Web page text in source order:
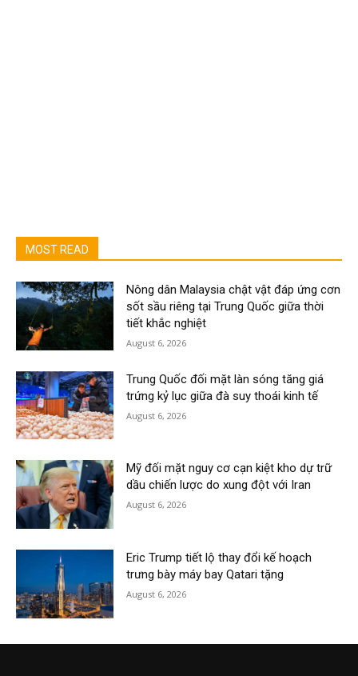
MOST READ
Nông dân Malaysia chật vật đáp ứng cơn
sốt sầu riêng tại Trung Quốc giữa thời
tiết khắc nghiệt
August 6, 2026
Trung Quốc đối mặt làn sóng tăng giá
trứng kỷ lục giữa đà suy thoái kinh tế
August 6, 2026
Mỹ đối mặt nguy cơ cạn kiệt kho dự trữ
dầu chiến lược do xung đột với Iran
August 6, 2026
Eric Trump tiết lộ thay đổi kế hoạch
trưng bày máy bay Qatari tặng
August 6, 2026